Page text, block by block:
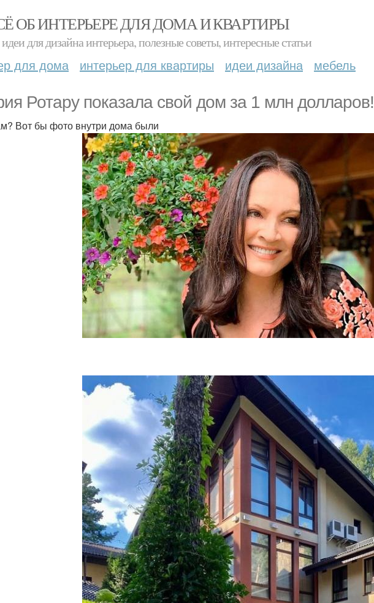
ОБ ИНТЕРЬЕРЕ ДЛЯ ДОМА И КВАРТИРЫ
для дизайна интерьера, полезные советы, интересные статьи
для дома интерьер для квартиры идеи дизайна мебель
Ротару показала свой дом за 1 млн долларов!
Вот бы фото внутри дома были